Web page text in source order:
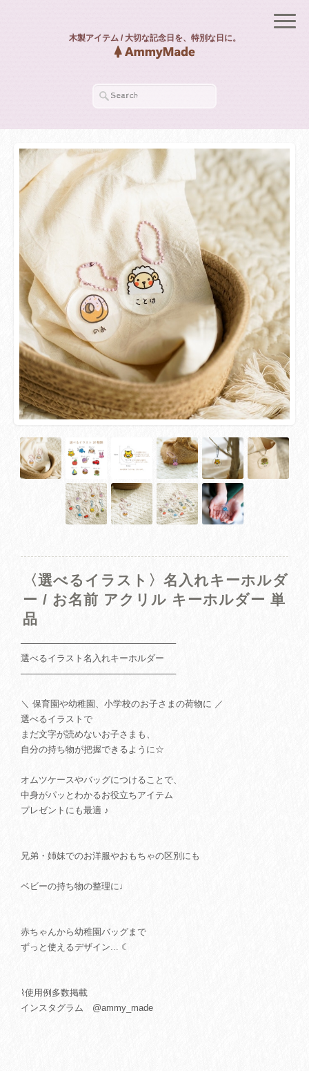
木製アイテム / 大切な記念日を、特別な日に。
〈選べるイラスト〉名入れキーホルダ
ー / お名前 アクリル キーホルダー 単
品
─────────────────────────
選べるイラスト名入れキーホルダー
─────────────────────────
＼ 保育園や幼稚園、小学校のお子さまの荷物に ／
選べるイラストで
まだ文字が読めないお子さまも、
自分の持ち物が把握できるように☆
オムツケースやバッグにつけることで、
中身がパッとわかるお役立ちアイテム
プレゼントにも最適 ♪
兄弟・姉妹でのお洋服やおもちゃの区別にも
ベビーの持ち物の整理に♩
赤ちゃんから幼稚園バッグまで
ずっと使えるデザイン... ☾
⌇使用例多数掲載
インスタグラム @ammy_made